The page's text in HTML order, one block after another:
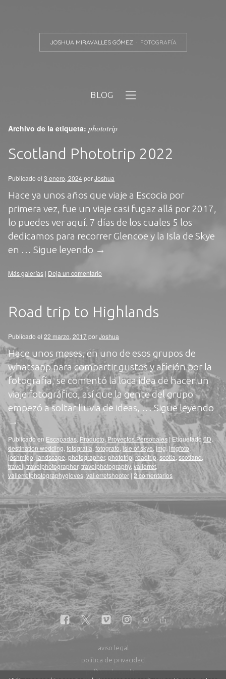
JOSHUA MIRAVALLES GÓMEZ FOTOGRAFÍA
BLOG
Archivo de la etiqueta: phototrip
Scotland Phototrip 2022
Publicado el 3 enero, 2024porJoshua
Hace ya unos años que viaje a Escocia por
primera vez, fue un viaje casi fugaz allá por 2017,
lo puedes ver aquí. 7 días de los cuales 5 los
dedicamos para recorrer Glencoe y la Isla de Skye
en … Sigue leyendo →
Más galerías | Deja un comentario
Road trip to Highlands
Publicado el 22 marzo, 2017porJoshua
Hace unos meses, en uno de esos grupos de
whatsapp para compartir gustos y afición por la
fotografía, se comentó la loca idea de hacer un
viaje fotográfico, así que la gente del grupo
empezó a soltar lluvia de ideas, …Sigue leyendo
→
Publicado en Escapadas Producto,Proyectos Personales| Etiquetado 6D,
destination wedding fotografia, fotografo, isle of skye, jmg,jmgfoto,
joshmigo, landscape, photographer, phototrip,roadtrip, scotia, scotland,
travel,travelphotographer, travelphotography, vallerret,
vallerretphotographygloves, vallerretshooter | 2 comentarios
aviso legal
política de privacidad
política de cookies